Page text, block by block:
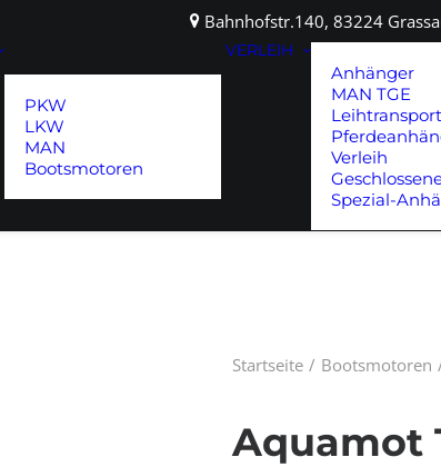
Bahnhofstr.140, 83224
PKW
LKW
MAN
Bootsmotoren
VERLEIH
Anhänger
MAN TGE
Verleih
Spezial-
Startseite Bootsmotoren
Aquamot